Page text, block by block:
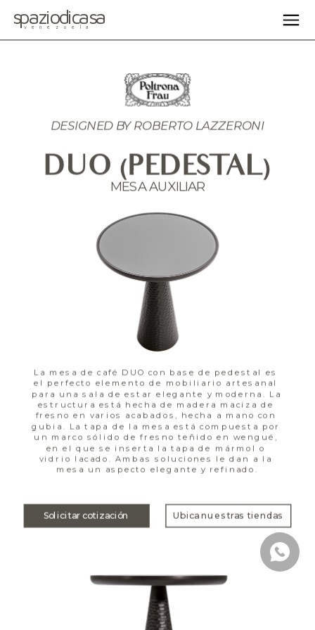
Ubica nuestras tiendas
Solicitar cotización
DESIGNED BY ROBERTO LAZZERONI
DUO (PEDESTAL)
MESA AUXILIAR
La mesa de café DUO con base de pedestal es
el perfecto elemento de mobiliario artesanal
para una sala de estar elegante y moderna. La
estructura está hecha de madera maciza de
fresno en varios acabados, hecha a mano con
gubia. La tapa de la mesa está compuesta por
un marco sólido de fresno teñido en wengué,
en el que se inserta la tapa de mármol o
vidrio lacado. Ambas soluciones le dan a la
mesa un aspecto elegante y refinado.
spaziodicasa
venezuela